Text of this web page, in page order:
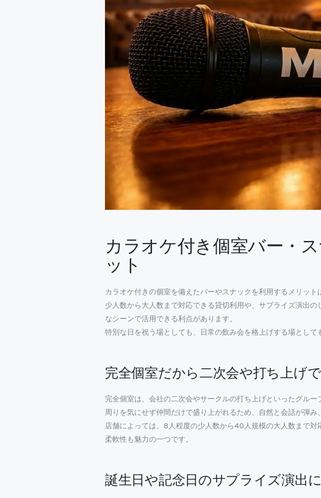
カラオケ付き個室バー・
ット
カラオケ付きの個室を備えたバーやスナックを利用するメリット
少人数から大人数まで対応できる貸切利用や、サプライズ演出
なシーンで活用できる利点があります。
特別な日を祝う場としても、日常の飲み会を格上げする場として
完全個室だから二次会や打ち上げ
完全個室は、会社の二次会やサークルの打ち上げといったグルー
周りを気にせず仲間だけで盛り上がれるため、自然と会話が弾み
店舗によっては、8人程度の少人数から40人規模の大人数まで
柔軟性も魅力の一つです。
誕生日や記念日のサプライズ演出